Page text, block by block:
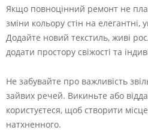
Якщо повноцінний ремонт не
зміни кольору стін на елегантні,
Додайте новий текстиль, живі
додати простору свіжості та
Не забувайте про важливість
зайвих речей. Викиньте або
користуєтеся, щоб створити
натхненного.